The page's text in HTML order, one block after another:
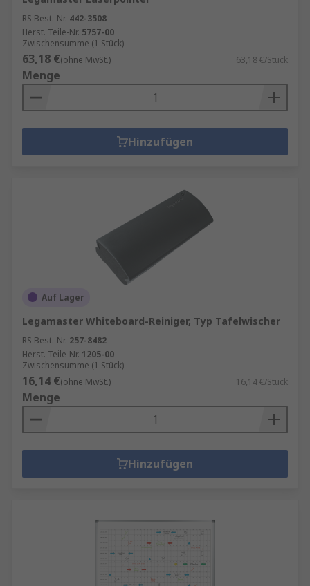
RS Best.-Nr. 442-3508
Herst. Teile-Nr. 5757-00
Zwischensumme (1 Stück)
63,18 €(ohne MwSt.) 63,18 €/Stück
Menge
Hinzufügen
Auf Lager
Legamaster Whiteboard-Reiniger, Typ Tafelwischer
RS Best.-Nr. 257-8482
Herst. Teile-Nr. 1205-00
Zwischensumme (1 Stück)
16,14 €(ohne MwSt.) 16,14 €/Stück
Menge
Hinzufügen